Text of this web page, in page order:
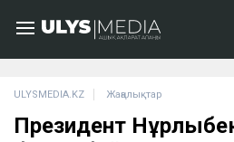
ULYSMEDIA.KZ Жаңалықтар
Президент